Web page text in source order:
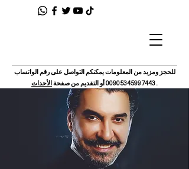
للحجز ومزيد من المعلومات يمكنكم التواصل على رقم الواتساب
00905345997443 أو التقديم من صفحة الأحداث .